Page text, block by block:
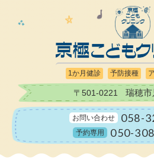
1か月健診 予防接種
〒501-0221 瑞穂
お問い合わせ 058-
予約専用 050-